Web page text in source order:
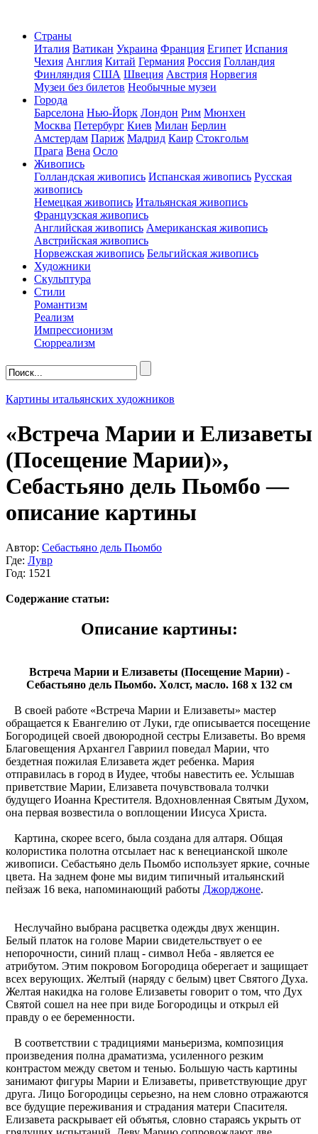
Страны
Италия Ватикан Украина Франция Египет Испания
Чехия Англия Китай Германия Россия Голландия
Финляндия США Швеция Австрия Норвегия
Музеи без билетов Необычные музеи
Города
Барселона Нью-Йорк Лондон Рим Мюнхен
Москва Петербург Киев Милан Берлин
Амстердам Париж Мадрид Каир Стокгольм
Прага Вена Осло
Живопись
Голландская живопись Испанская живопись Русская
живопись
Немецкая живопись Итальянская живопись
Французская живопись
Английская живопись Американская живопись
Австрийская живопись
Норвежская живопись Бельгийская живопись
Художники
Скульптура
Стили
Романтизм
Реализм
Импрессионизм
Сюрреализм
Картины итальянских художников
«Встреча Марии и Елизаветы
(Посещение Марии)»,
Себастьяно дель Пьомбо —
описание картины
Автор: Себастьяно дель Пьомбо
Где: Лувр
Год: 1521
Содержание статьи:
Описание картины:
Встреча Марии и Елизаветы (Посещение Марии) -
Себастьяно дель Пьомбо. Холст, масло. 168 x 132 см
В своей работе «Встреча Марии и Елизаветы» мастер
обращается к Евангелию от Луки, где описывается посещение
Богородицей своей двоюродной сестры Елизаветы. Во время
Благовещения Архангел Гавриил поведал Марии, что
бездетная пожилая Елизавета ждет ребенка. Мария
отправилась в город в Иудее, чтобы навестить ее. Услышав
приветствие Марии, Елизавета почувствовала толчки
будущего Иоанна Крестителя. Вдохновленная Святым Духом,
она первая возвестила о воплощении Иисуса Христа.
Картина, скорее всего, была создана для алтаря. Общая
колористика полотна отсылает нас к венецианской школе
живописи. Себастьяно дель Пьомбо использует яркие, сочные
цвета. На заднем фоне мы видим типичный итальянский
пейзаж 16 века, напоминающий работы Джорджоне.
Неслучайно выбрана расцветка одежды двух женщин.
Белый платок на голове Марии свидетельствует о ее
непорочности, синий плащ - символ Неба - является ее
атрибутом. Этим покровом Богородица оберегает и защищает
всех верующих. Желтый (наряду с белым) цвет Святого Духа.
Желтая накидка на голове Елизаветы говорит о том, что Дух
Святой сошел на нее при виде Богородицы и открыл ей
правду о ее беременности.
В соответствии с традициями маньеризма, композиция
произведения полна драматизма, усиленного резким
контрастом между светом и тенью. Большую часть картины
занимают фигуры Марии и Елизаветы, приветствующие друг
друга. Лицо Богородицы серьезно, на нем словно отражаются
все будущие переживания и страдания матери Спасителя.
Елизавета раскрывает ей объятья, словно стараясь укрыть от